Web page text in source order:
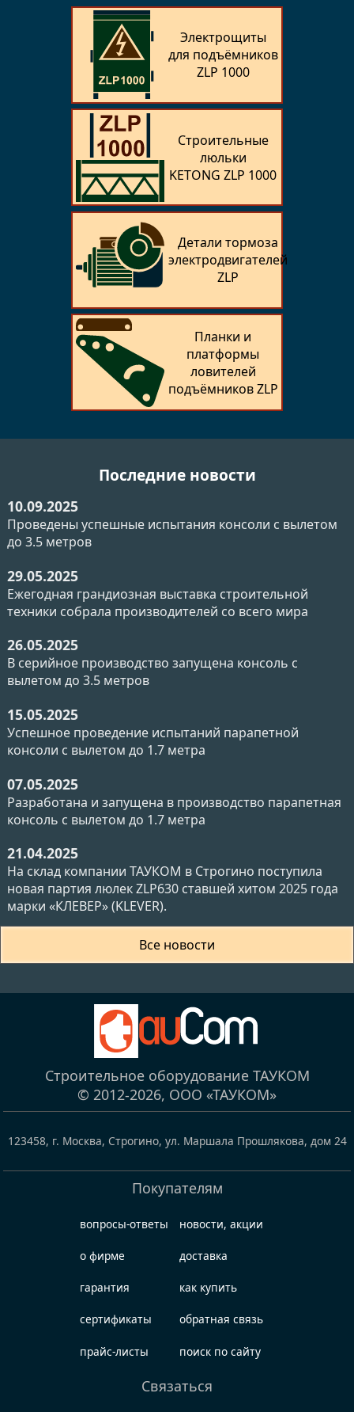
Электрощиты
для подъёмников
ZLP 1000
Строительные
люльки
KETONG ZLP 1000
Детали тормоза
электродвигателей
ZLP
Планки и
платформы
ловителей
подъёмников ZLP
Последние новости
10.09.2025
Проведены успешные испытания консоли с вылетом
до 3.5 метров
29.05.2025
Ежегодная грандиозная выставка строительной
техники собрала производителей со всего мира
26.05.2025
В серийное производство запущена консоль с
вылетом до 3.5 метров
15.05.2025
Успешное проведение испытаний парапетной
консоли с вылетом до 1.7 метра
07.05.2025
Разработана и запущена в производство парапетная
консоль с вылетом до 1.7 метра
21.04.2025
На склад компании ТАУКОМ в Строгино поступила
новая партия люлек ZLP630 ставшей хитом 2025 года
марки «КЛЕВЕР» (KLEVER).
Все новости
Строительное оборудование ТАУКОМ
© 2012-2026, ООО «ТАУКОМ»
123458, г. Москва, Строгино, ул. Маршала Прошлякова, дом 24
Покупателям
вопросы-ответы
о фирме
гарантия
сертификаты
прайс-листы
новости, акции
доставка
как купить
обратная связь
поиск по сайту
Связаться